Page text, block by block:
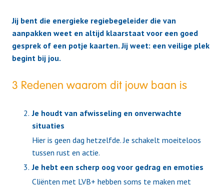
Jij bent die energieke regiebegeleider die van
aanpakken weet en altijd klaarstaat voor een goed
gesprek of een potje kaarten. Jij weet: een veilige plek
begint bij jou.
3 Redenen waarom dit jouw baan is
Je houdt van afwisseling en onverwachte
situaties
Hier is geen dag hetzelfde. Je schakelt moeiteloos
tussen rust en actie.
Je hebt een scherp oog voor gedrag en emoties
Cliënten met LVB+ hebben soms te maken met